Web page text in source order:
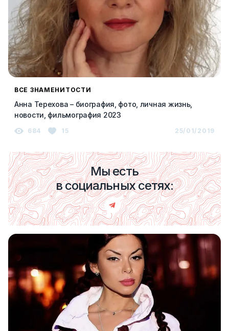
ВСЕ ЗНАМЕНИТОСТИ
Анна Терехова – биография, фото, личная жизнь,
новости, фильмография 2023
684 15 25/01/2019
Мы есть
в социальных сетях: